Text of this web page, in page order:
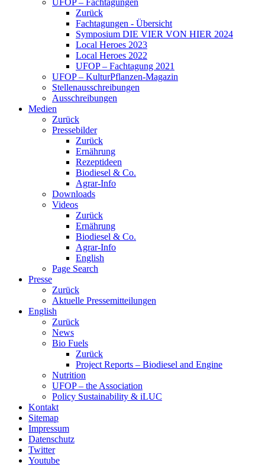
UFOP – Fachtagungen
Zurück
Fachtagungen - Übersicht
Symposium DIE VIER VON HIER 2024
Local Heroes 2023
Local Heroes 2022
UFOP – Fachtagung 2021
UFOP – KulturPflanzen-Magazin
Stellenausschreibungen
Ausschreibungen
Medien
Zurück
Pressebilder
Zurück
Ernährung
Rezeptideen
Biodiesel & Co.
Agrar-Info
Downloads
Videos
Zurück
Ernährung
Biodiesel & Co.
Agrar-Info
English
Page Search
Presse
Zurück
Aktuelle Pressemitteilungen
English
Zurück
News
Bio Fuels
Zurück
Project Reports – Biodiesel and Engine
Nutrition
UFOP – the Association
Policy Sustainability & iLUC
Kontakt
Sitemap
Impressum
Datenschutz
Twitter
Youtube